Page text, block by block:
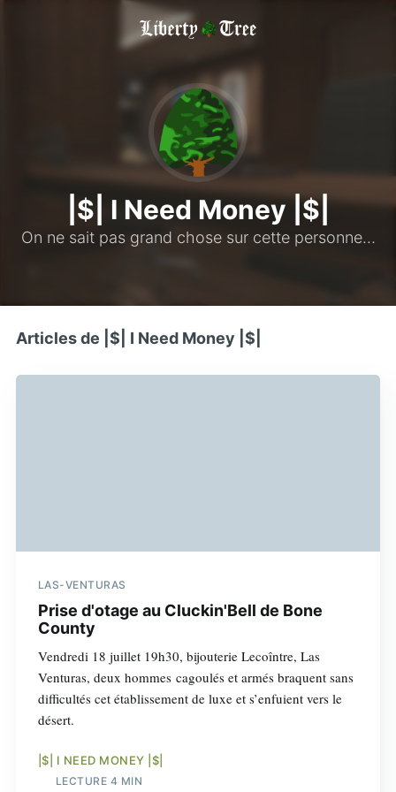
|$| I Need Money |$|
On ne sait pas grand chose sur cette personne…
Articles de |$| I Need Money |$|
LAS-VENTURAS
Prise d'otage au Cluckin'Bell de Bone
County
Vendredi 18 juillet 19h30, bijouterie Lecoîntre, Las
Venturas, deux hommes cagoulés et armés braquent sans
difficultés cet établissement de luxe et s’enfuient vers le
désert.
|$| I NEED MONEY |$|
LECTURE 4 MIN